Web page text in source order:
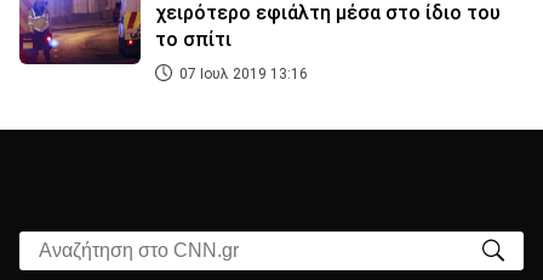
χειρότερο εφιάλτη μέσα στο ίδιο του
το σπίτι
07 Ιουλ 2019 13:16
Αναζήτηση στο CNN.gr